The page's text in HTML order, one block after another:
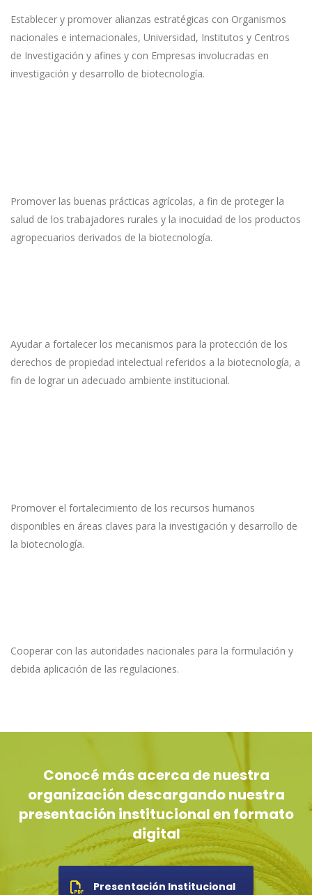
Establecer y promover alianzas estratégicas con Organismos
nacionales e internacionales, Universidad, Institutos y Centros
de Investigación y afines y con Empresas involucradas en
investigación y desarrollo de biotecnología.
Promover las buenas prácticas agrícolas, a fin de proteger la
salud de los trabajadores rurales y la inocuidad de los productos
agropecuarios derivados de la biotecnología.
Ayudar a fortalecer los mecanismos para la protección de los
derechos de propiedad intelectual referidos a la biotecnología, a
fin de lograr un adecuado ambiente institucional.
Promover el fortalecimiento de los recursos humanos
disponibles en áreas claves para la investigación y desarrollo de
la biotecnología.
Cooperar con las autoridades nacionales para la formulación y
debida aplicación de las regulaciones.
Conocé más acerca de nuestra
organización descargando nuestra
presentación institucional en formato
digital
Presentación Institucional